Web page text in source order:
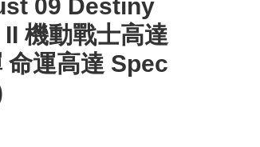
09 Destiny
機動戰士高達
命運高達 Spec